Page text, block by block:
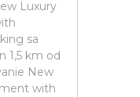
Luxury
sa
1,5 km od
New
with